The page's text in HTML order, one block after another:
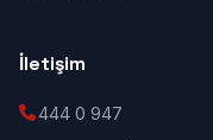
İletişim
444 0 947